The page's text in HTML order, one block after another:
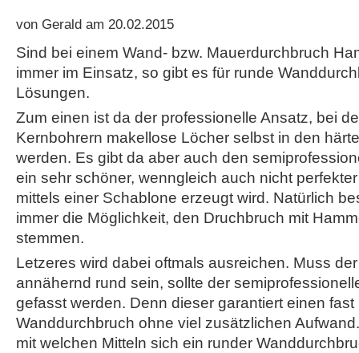
von Gerald am 20.02.2015
Sind bei einem Wand- bzw. Mauerdurchbruch
immer im Einsatz, so gibt es für runde
Lösungen.
Zum einen ist da der professionelle Ansatz, bei
Kernbohrern makellose Löcher selbst in den
werden. Es gibt da aber auch den
ein sehr schöner, wenngleich auch nicht
mittels einer Schablone erzeugt wird. Natürlich
immer die Möglichkeit, den Druchbruch mit
stemmen.
Letzeres wird dabei oftmals ausreichen. Muss
annähernd rund sein, sollte der
gefasst werden. Denn dieser garantiert einen fast
Wanddurchbruch ohne viel zusätzlichen
mit welchen Mitteln sich ein runder